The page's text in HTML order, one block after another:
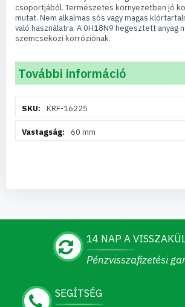
csoportjából. Természetes környezetben jó
mutat. Nem alkalmas sós vagy magas
való használatra. A 0H18N9 hegesztett anyag
szemcseközi korróziónak.
További információ
információKRF-16225
60 mm
14 NAP A
Pénzvisszafizetési
SEGÍTSÉG